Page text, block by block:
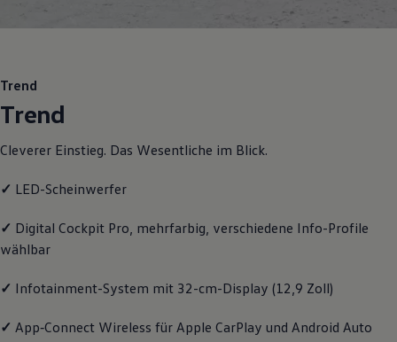
Räder und Reifen
Transport
Entertainment und Elektronik
Wallbox und Ladekabel
Dienste für Ihr Modell finden
Volkswagen Apps, Login und Shop
Über Ihr Auto
Vorgängermodelle
Volkswagen Kundenbetreuung
Trend
Trend
Cleverer Einstieg. Das Wesentliche im Blick.
✓ LED-Scheinwerfer
✓ Digital Cockpit Pro, mehrfarbig, verschiedene Info-Profile
wählbar
✓ Infotainment-System mit 32-cm-Display (12,9 Zoll)
✓ App‑Connect Wireless für Apple CarPlay und Android Auto